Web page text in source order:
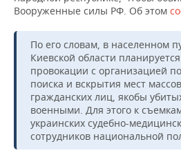
КОМУ ПРИНАДЛЕЖАТ
ТОРГОВЫЕ ЦЕНТРЫ
ТАТАРСТАНА
БЮДЖЕТ
ИНВЕСТИЦИИ
МАШИНОСТРОЕНИЕ
НЕФТЕХИМИЯ
НЕФТЬ
ОПК
ЭНЕРГЕТИКА
НОВОСТИ АВТО
БИЗНЕС
НОВОСТИ БИЗНЕСА
РОЗНИЧНАЯ ТОРГОВЛЯ
ТРАНСПОРТ
УСЛУГИ
ТЕХНОЛОГИИ
НОВОСТИ ТЕХНОЛОГИЙ
МЕДИА
МЕРОПРИЯТИЯ
НОВОСТИ МЕРОПРИЯТИЙ
ВЫЕЗДНАЯ РЕДАКЦИЯ
СПОРТ
НОВОСТИ СПОРТА
ОБЩЕСТВО
Вооруженные силы РФ. Об этом
По его словам, в населенном
Киевской области
провокации с организацией
поиска и вскрытия мест
гражданских лиц, якобы
военными. Для этого к
украинских судебно-
сотрудников национальной